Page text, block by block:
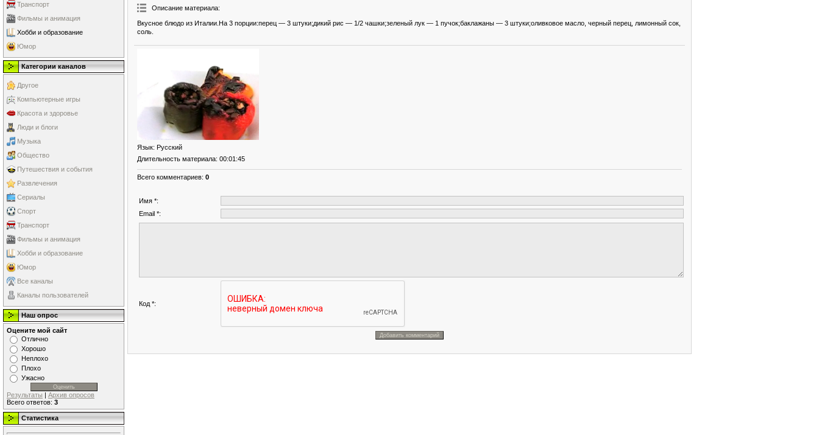
Транспорт
Фильмы и анимация
Хобби и образование
Юмор
Категории каналов
Другое
Компьютерные игры
Красота и здоровье
Люди и блоги
Музыка
Общество
Путешествия и события
Развлечения
Сериалы
Спорт
Транспорт
Фильмы и анимация
Хобби и образование
Юмор
Все каналы
Каналы пользователей
Наш опрос
Оцените мой сайт
Отлично
Хорошо
Неплохо
Плохо
Ужасно
Результаты | Архив опросов
Всего ответов: 3
Статистика
Описание материала:
Вкусное блюдо из Италии.На 3 порции:перец — 3 штуки;дикий рис — 1/2 чашки;зеленый лук — 1 пучок;баклажаны — 3 штуки;оливковое масло, черный перец, лимонный сок,
соль.
Язык: Русский
Длительность материала: 00:01:45
Всего комментариев: 0
Имя *:
Email *:
Код *: